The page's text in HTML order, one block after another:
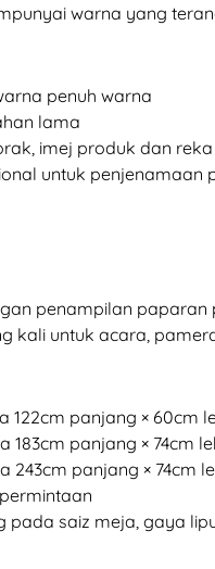
warna yang
penuh warna
lama
imej produk dan
untuk penjenamaan
penampilan paparan
kali untuk acara,
122cm panjang × 60cm
183cm panjang × 74cm
243cm panjang × 74cm
pada saiz meja, gaya